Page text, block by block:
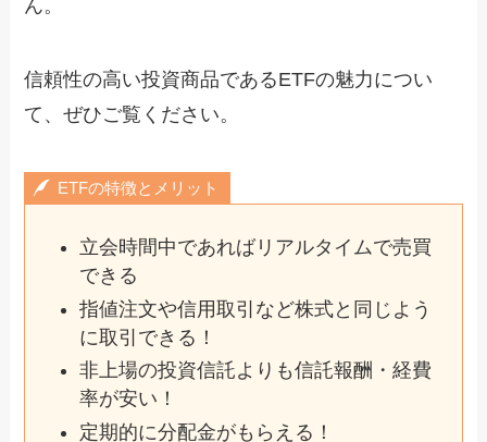
ん。
信頼性の高い投資商品であるETFの魅力につい
て、ぜひご覧ください。
ETFの特徴とメリット
立会時間中であればリアルタイムで売買
できる
指値注文や信用取引など株式と同じよう
に取引できる！
非上場の投資信託よりも信託報酬・経費
率が安い！
定期的に分配金がもらえる！